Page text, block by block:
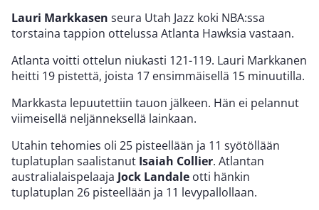
Lauri Markkasen seura Utah Jazz koki NBA:ssa
torstaina tappion ottelussa Atlanta Hawksia vastaan.
Atlanta voitti ottelun niukasti 121-119. Lauri Markkanen
heitti 19 pistettä, joista 17 ensimmäisellä 15 minuutilla.
Markkasta lepuutettiin tauon jälkeen. Hän ei pelannut
viimeisellä neljänneksellä lainkaan.
Utahin tehomies oli 25 pisteellään ja 11 syötöllään
tuplatuplan saalistanut Isaiah Collier. Atlantan
australialaispelaaja Jock Landale otti hänkin
tuplatuplan 26 pisteellään ja 11 levypallollaan.